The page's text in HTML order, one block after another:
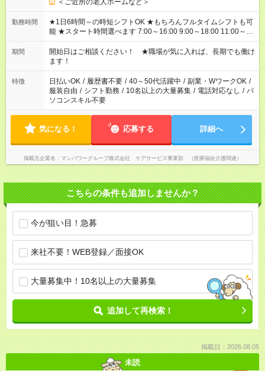
＜ご近所の老人ホームなど＞
勤務時間
★1日6時間～の時短シフトOK ★もちろんフルタイムシフトも可
能 ★スタート時間選べます 7:00～16:00 9:00～18:00 11:00～
20:00 など 残業なし！ ※Wワークの場合、他のお仕事と合わせ
週40時間超の就業はご案内できません ※法令に基づき、週20時
間以上勤務は社会保険への加入対象となります ※労働者派遣法
（日雇い派遣の原則禁止）により、短時間・短期間の就業はご
案内が難しい場合があります
期間
開始日はご相談ください！ ★職場が気に入れば、長期でも働け
ます！
特徴 日払いOK / 履歴書不要 / 40～50代活躍中 / 副業・WワークOK /
服装自由 / シフト勤務 / 10名以上の大量募集 / 電話対応なし / パ
ソコンスキル不要
気になる！ 応募する 詳細へ
掲載元企業名 マンパワーグループ株式会社 ケアサービス事業部 （医療福祉介護関連）
こちらの条件も追加しませんか？
今が狙い目！急募
来社不要！WEB登録／面接OK
大量募集中！10名以上の大量募集
追加して再検索！
掲載日：2026.08.05
未読